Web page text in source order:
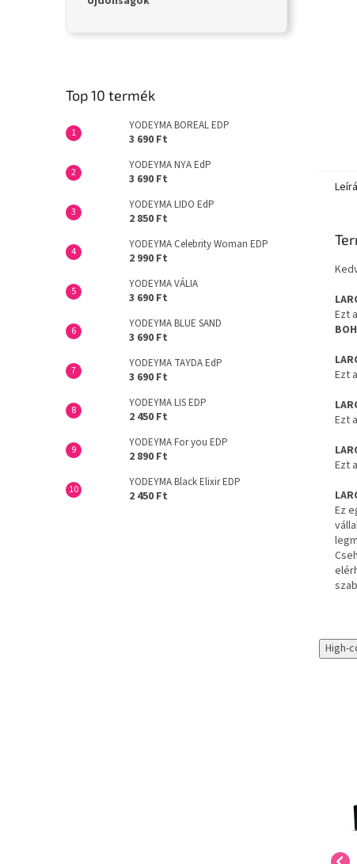
Top 10 termék
YODEYMA BOREAL EDP
3 690 Ft
YODEYMA NYA EdP
3 690 Ft
YODEYMA LIDO EdP
2 850 Ft
YODEYMA Celebrity Woman EDP
2 990 Ft
YODEYMA VÁLIA
3 690 Ft
YODEYMA BLUE SAND
3 690 Ft
YODEYMA TAYDA EdP
3 690 Ft
YODEYMA LIS EDP
2 450 Ft
YODEYMA For you EDP
2 890 Ft
YODEYMA Black Elixir EDP
2 450 Ft
Ezt
Ezt
Ezt
Ezt
Ez
High-